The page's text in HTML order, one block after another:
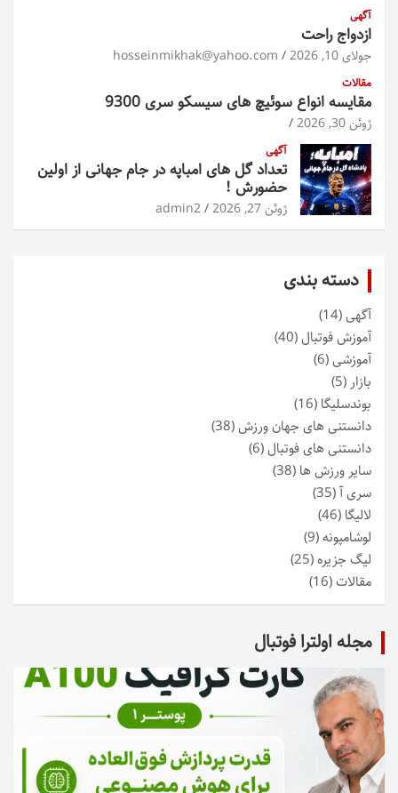
آگهی
ازدواج راحت
جولای 10, 2026 hosseinmikhak@yahoo.com
مقالات
مقایسه انواع سوئیچ های سیسکو سری 9300
ژوئن 30, 2026
آگهی
تعداد گل های امباپه در جام جهانی از اولین
حضورش !
ژوئن 27, 2026 admin2
دسته بندی
آگهی(14)
آموزش فوتبال(40)
آموزشی(6)
بازار (5)
بوندسلیگا (16)
دانستنی های جهان ورزش(38)
دانستنی های فوتبال(6)
سایر ورزش ها (38)
سری آ(35)
لالیگا (46)
لوشامپونه(9)
لیگ جزیره(25)
مقالات(16)
مجله اولترا فوتبال